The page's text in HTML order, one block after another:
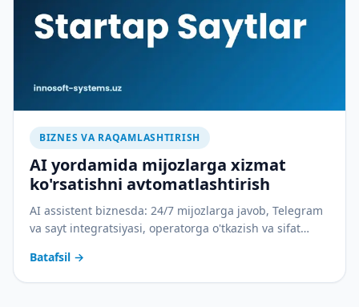
BIZNES VA RAQAMLASHTIRISH
AI yordamida mijozlarga xizmat
ko'rsatishni avtomatlashtirish
AI assistent biznesda: 24/7 mijozlarga javob, Telegram
va sayt integratsiyasi, operatorga o'tkazish va sifat
Batafsil →